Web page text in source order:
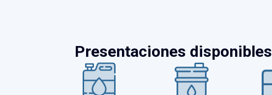
Presentaciones disponibles